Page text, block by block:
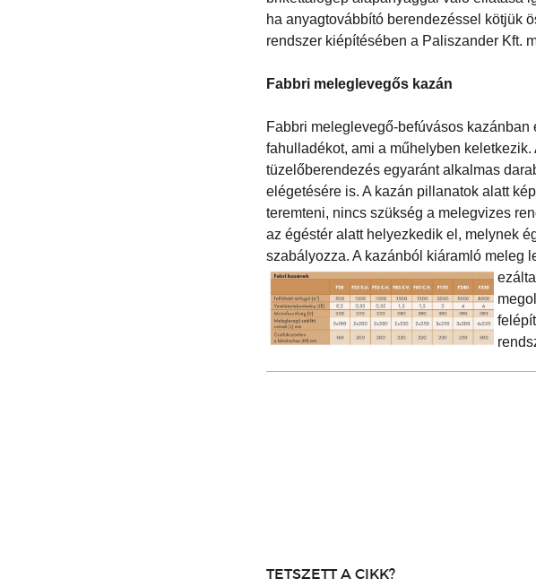
ha anyagtovábbító berendezéssel kötjük
rendszer kiépítésében a Paliszander Kft.
Fabbri meleglevegős kazán
Fabbri meleglevegő-befúvásos kazánban
fahulladékot, ami a műhelyben keletkezik.
tüzelőberendezés egyaránt alkalmas
elégetésére is. A kazán pillanatok alatt
teremteni, nincs szükség a melegvizes
az égéstér alatt helyezkedik el, melynek
szabályozza. A kazánból kiáramló meleg
TETSZETT A CIKK?